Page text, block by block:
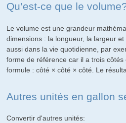
Qu’est-ce que le
Le volume est une grandeur
dimensions : la longueur, la largeur
aussi dans la vie quotidienne, par
forme de référence car il a trois
formule : côté × côté × côté. Le
Autres unités en gallon
Convertir d'autres unités: